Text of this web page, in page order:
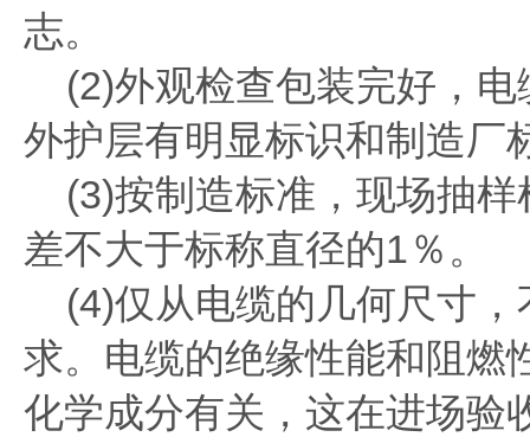
志。
(2)外观检查包装完好，电
外护层有明显标识和制造厂
(3)按制造标准，现场抽样
差不大于标称直径的1％。
(4)仅从电缆的几何尺寸，
求。电缆的绝缘性能和阻燃
化学成分有关，这在进场验